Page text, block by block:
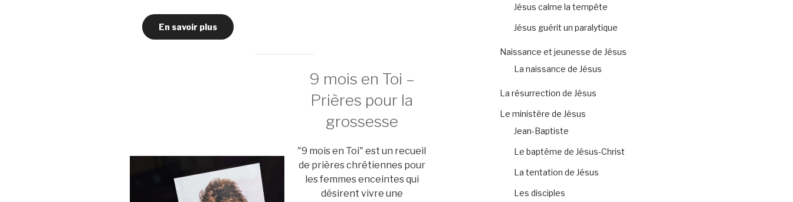
En savoir plus
9 mois en Toi –
Prières pour la
grossesse
"9 mois en Toi" est un recueil
de prières chrétiennes pour
les femmes enceintes qui
désirent vivre une
Jésus calme la tempête
Jésus guérit un paralytique
Naissance et jeunesse de Jésus
La naissance de Jésus
La résurrection de Jésus
Le ministère de Jésus
Jean-Baptiste
Le baptême de Jésus-Christ
La tentation de Jésus
Les disciples